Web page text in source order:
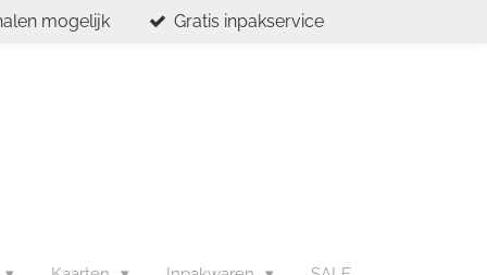
mogelijk Gratis inpakservice